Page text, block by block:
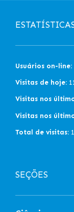
Usuários on-line:
Visitas de hoje:
Visitas nos
Visitas nos
Total de visitas:
SEÇÕES